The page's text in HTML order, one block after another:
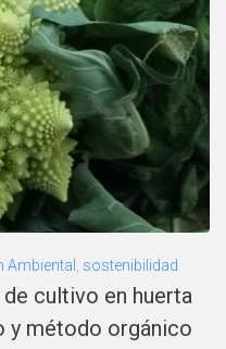
Ambiental sostenibilidad
cultivo en huerta
y método orgánico